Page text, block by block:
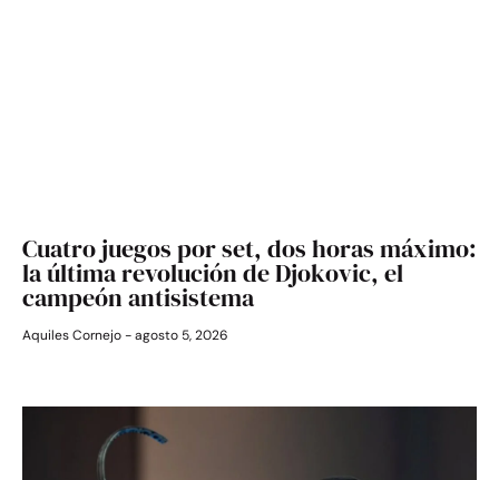
Cuatro juegos por set, dos horas máximo:
la última revolución de Djokovic, el
campeón antisistema
Aquiles Cornejo agosto 5, 2026